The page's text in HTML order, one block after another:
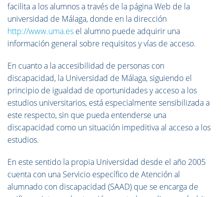
facilita a los alumnos a través de la página Web de la
universidad de Málaga, donde en la dirección
http://www.uma.es el alumno puede adquirir una
información general sobre requisitos y vías de acceso.
En cuanto a la accesibilidad de personas con
discapacidad, la Universidad de Málaga, siguiendo el
principio de igualdad de oportunidades y acceso a los
estudios universitarios, está especialmente sensibilizada a
este respecto, sin que pueda entenderse una
discapacidad como un situación impeditiva al acceso a los
estudios.
En este sentido la propia Universidad desde el año 2005
cuenta con una Servicio específico de Atención al
alumnado con discapacidad (SAAD) que se encarga de